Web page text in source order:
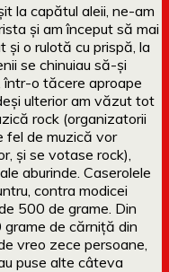
la capătul aleii, ne-am
și am început să mai
și o rulotă cu prispă, la
se chinuiau să-și
într-o tăcere aproape
ulterior am văzut tot
rock (organizatorii
fel de muzică vor
și se votase rock),
aburinde. Caserolele
contra modicei
500 de grame. Din
de cărniță din
vreo zece persoane,
puse alte câteva